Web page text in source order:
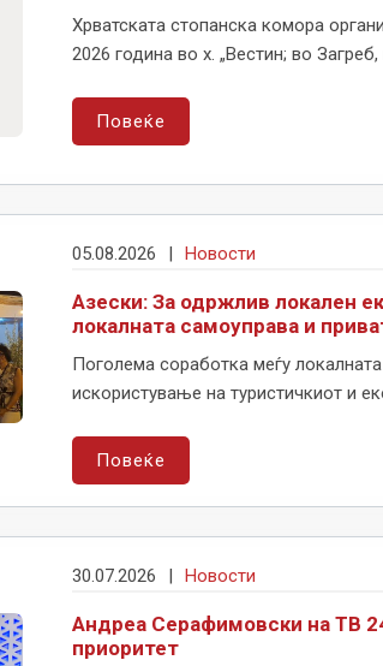
Хрватската стопанска комора
2026 година во х. „Вестин; во
Повеќе
05.08.2026 | Новости
Азески: За одржлив локален
локалната самоуправа и
Поголема соработка меѓу
искористување на туристичкиот и
Повеќе
30.07.2026 | Новости
Андреа Серафимовски на ТВ
приоритет